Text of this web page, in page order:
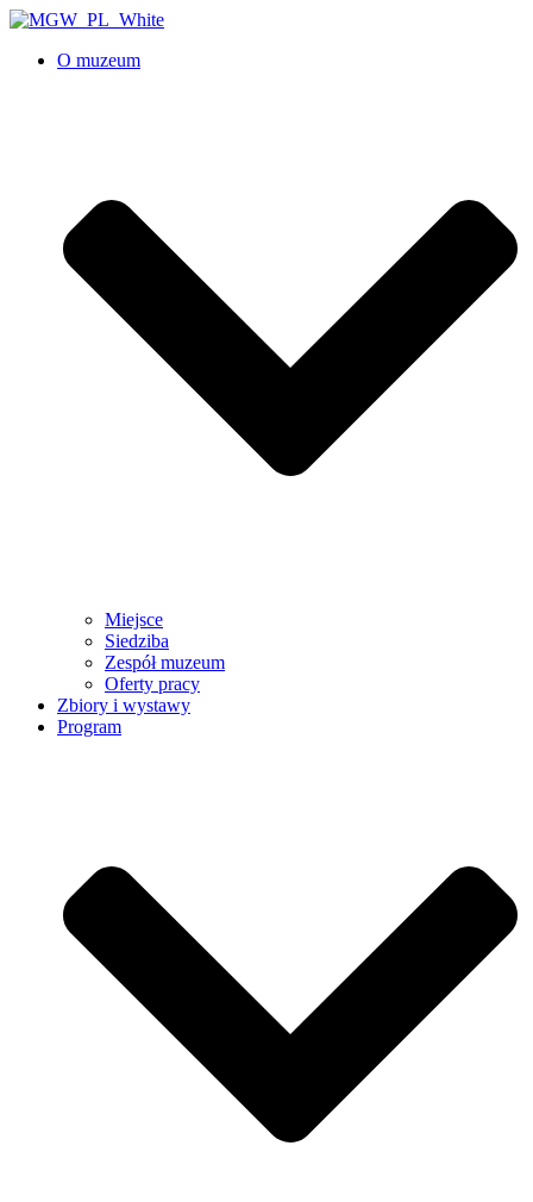
O muzeum
Miejsce
Siedziba
Zespół muzeum
Oferty pracy
Zbiory i wystawy
Program